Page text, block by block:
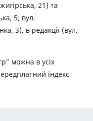
21) та
5; вул.
3), в редакції (вул.
можна в усіх
індекс